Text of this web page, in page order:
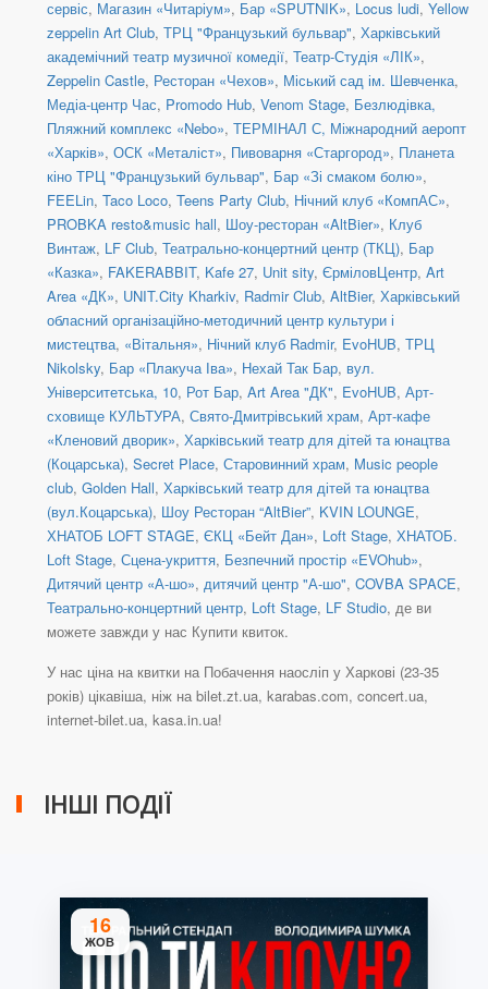
сервіс, Магазин «Читаріум», Бар «SPUTNIK», Locus ludi, Yellow
zeppelin Art Club, ТРЦ "Французький бульвар", Харківський
академічний театр музичної комедії, Театр-Студія «ЛІК»,
Zeppelin Castle, Ресторан «Чехов», Міський сад ім. Шевченка,
Медіа-центр Час, Promodo Hub, Venom Stage, Безлюдівка,
Пляжний комплекс «Nebo», ТЕРМІНАЛ С, Міжнародний аеропт
«Харків», ОСК «Металіст», Пивоварня «Старгород», Планета
кіно ТРЦ "Французький бульвар", Бар «Зі смаком болю»,
FEELin, Taco Loco, Teens Party Club, Нічний клуб «КомпАС»,
PROBKA resto&music hall, Шоу-ресторан «AltBier», Клуб
Винтаж, LF Club, Театрально-концертний центр (ТКЦ), Бар
«Казка», FAKERABBIT, Kafe 27, Unit sity, ЄрміловЦентр, Art
Area «ДК», UNIT.City Kharkiv, Radmir Club, AltBier, Харківський
обласний організаційно-методичний центр культури і
мистецтва, «Вітальня», Нічний клуб Radmir, EvoHUB, ТРЦ
Nikolsky, Бар «Плакуча Іва», Нехай Так Бар, вул.
Університетська, 10, Рот Бар, Art Area "ДК", EvoHUB, Арт-
сховище КУЛЬТУРА, Свято-Дмитрівський храм, Арт-кафе
«Кленовий дворик», Харківський театр для дітей та юнацтва
(Коцарська), Secret Place, Старовинний храм, Music people
club, Golden Hall, Харківський театр для дітей та юнацтва
(вул.Коцарська), Шоу Ресторан “AltBier”, KVIN LOUNGE,
ХНАТОБ LOFT STAGE, ЄКЦ «Бейт Дан», Loft Stage, ХНАТОБ.
Loft Stage, Сцена-укриття, Безпечний простір «EVOhub»,
Дитячий центр «А-шо», дитячий центр "А-шо", COVBA SPACE,
Театрально-концертний центр, Loft Stage, LF Studio, де ви
можете завжди у нас Купити квиток.
У нас ціна на квитки на Побачення наосліп у Харкові (23-35
років) цікавіша, ніж на bilet.zt.ua, karabas.com, concert.ua,
internet-bilet.ua, kasa.in.ua!
ІНШІ ПОДІЇ
16
ЖОВ